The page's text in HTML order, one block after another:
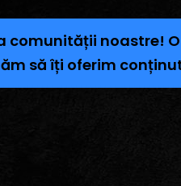
comunității noastre!
să îți oferim